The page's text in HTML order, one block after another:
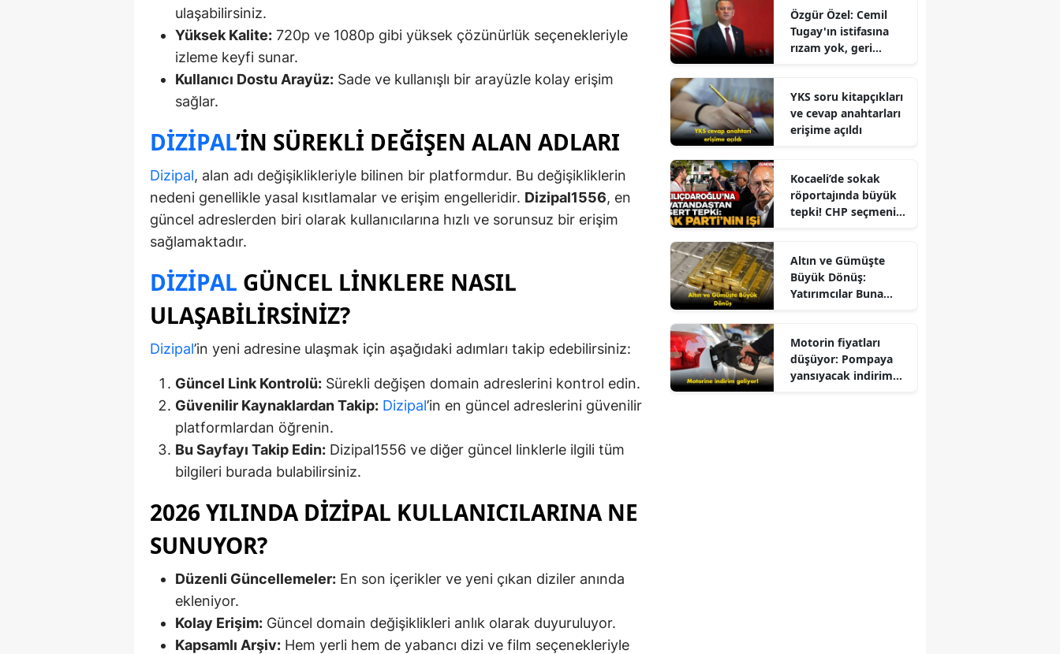
Gümüşhane
Mersin
İstanbul
İzmir
Kastamonu
Kocaeli
ulaşabilirsiniz.
Yüksek Kalite: 720p ve 1080p gibi yüksek çözünürlük seçenekleriyle
izleme keyfi sunar.
Kullanıcı Dostu Arayüz: Sade ve kullanışlı bir arayüzle kolay erişim
sağlar.
DIZIPAL’IN SÜREKLI DEĞIŞEN ALAN ADLARI
Dizipal, alan adı değişiklikleriyle bilinen bir platformdur. Bu değişikliklerin
nedeni genellikle yasal kısıtlamalar ve erişim engelleridir. Dizipal1556, en
güncel adreslerden biri olarak kullanıcılarına hızlı ve sorunsuz bir erişim
sağlamaktadır.
DIZIPAL GÜNCEL LINKLERE NASIL
ULAŞABILIRSINIZ?
Dizipal’in yeni adresine ulaşmak için aşağıdaki adımları takip edebilirsiniz:
Güncel Link Kontrolü: Sürekli değişen domain adreslerini kontrol edin.
Güvenilir Kaynaklardan Takip: Dizipal’in en güncel adreslerini güvenilir
platformlardan öğrenin.
Bu Sayfayı Takip Edin: Dizipal1556 ve diğer güncel linklerle ilgili tüm
bilgileri burada bulabilirsiniz.
2026 YILINDA DIZIPAL KULLANICILARINA NE
SUNUYOR?
Düzenli Güncellemeler: En son içerikler ve yeni çıkan diziler anında
ekleniyor.
Kolay Erişim: Güncel domain değişiklikleri anlık olarak duyuruluyor.
Kapsamlı Arşiv: Hem yerli hem de yabancı dizi ve film seçenekleriyle
Özgür Özel: Cemil
Tugay'ın istifasına
rızam yok, geri
YKS soru kitapçıkları
ve cevap anahtarları
erişime açıldı
Kocaeli’de sokak
röportajında büyük
tepki! CHP seçmeni
Altın ve Gümüşte
Büyük Dönüş:
Yatırımcılar Buna
Motorin fiyatları
düşüyor: Pompaya
yansıyacak indirim